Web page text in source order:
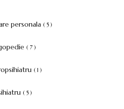
personala ( 5 )
( 7 )
( 1 )
( 5 )